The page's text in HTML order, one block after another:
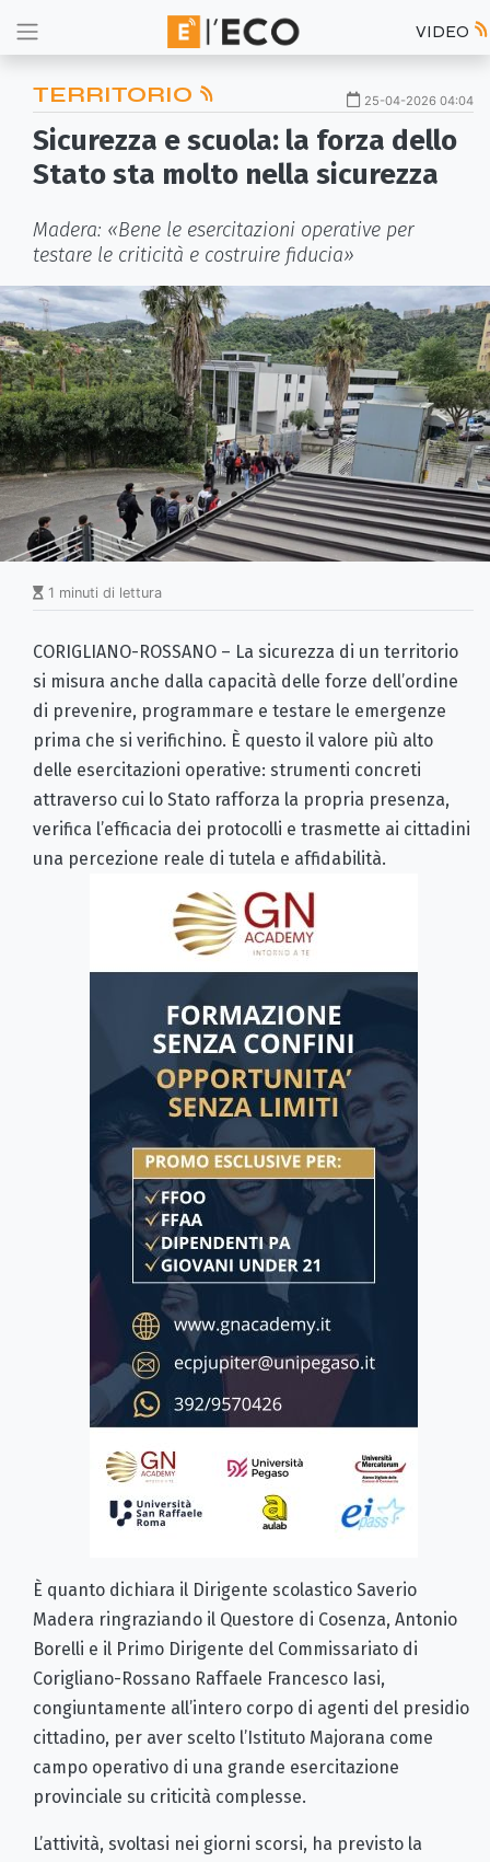
VIDEO
TERRITORIO 25-04-2026 04:04
Sicurezza e scuola: la forza dello
Stato sta molto nella sicurezza
Madera: «Bene le esercitazioni operative per
testare le criticità e costruire fiducia»
1 minuti di lettura
CORIGLIANO-ROSSANO – La sicurezza di un territorio
si misura anche dalla capacità delle forze dell’ordine
di prevenire, programmare e testare le emergenze
prima che si verifichino. È questo il valore più alto
delle esercitazioni operative: strumenti concreti
attraverso cui lo Stato rafforza la propria presenza,
verifica l’efficacia dei protocolli e trasmette ai cittadini
una percezione reale di tutela e affidabilità.
È quanto dichiara il Dirigente scolastico Saverio
Madera ringraziando il Questore di Cosenza, Antonio
Borelli e il Primo Dirigente del Commissariato di
Corigliano-Rossano Raffaele Francesco Iasi,
congiuntamente all’intero corpo di agenti del presidio
cittadino, per aver scelto l’Istituto Majorana come
campo operativo di una grande esercitazione
provinciale su criticità complesse.
L’attività, svoltasi nei giorni scorsi, ha previsto la